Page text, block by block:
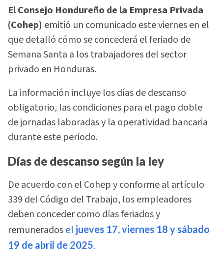
El Consejo Hondureño de la Empresa Privada
(Cohep) emitió un comunicado este viernes en el
que detalló cómo se concederá el feriado de
Semana Santa a los trabajadores del sector
privado en Honduras.
La información incluye los días de descanso
obligatorio, las condiciones para el pago doble
de jornadas laboradas y la operatividad bancaria
durante este período.
Días de descanso según la ley
De acuerdo con el Cohep y conforme al artículo
339 del Código del Trabajo, los empleadores
deben conceder como días feriados y
remunerados el jueves 17, viernes 18 y sábado
19 de abril de 2025.